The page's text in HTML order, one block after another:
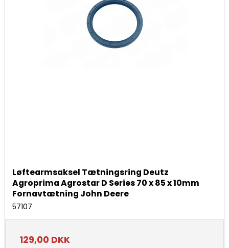
Løftearmsaksel Tætningsring Deutz
Agroprima Agrostar D Series 70 x 85 x 10mm
Fornavtætning John Deere
57107
129,00 DKK